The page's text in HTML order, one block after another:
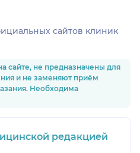
сайтов клиник
сайте, не предназначены для
и не заменяют приём
Необходима
редакцией